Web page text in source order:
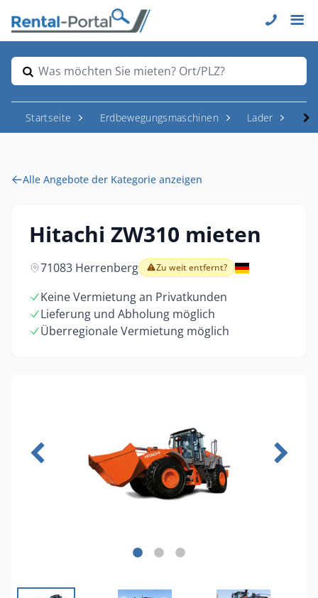
Was möchten Sie mieten? Ort/PLZ?
Startseite Erdbewegungsmaschinen Lader
Alle Angebote der Kategorie anzeigen
Hitachi ZW310 mieten
71083 Herrenberg Zu weit entfernt?
Keine Vermietung an Privatkunden
Lieferung und Abholung möglich
Überregionale Vermietung möglich